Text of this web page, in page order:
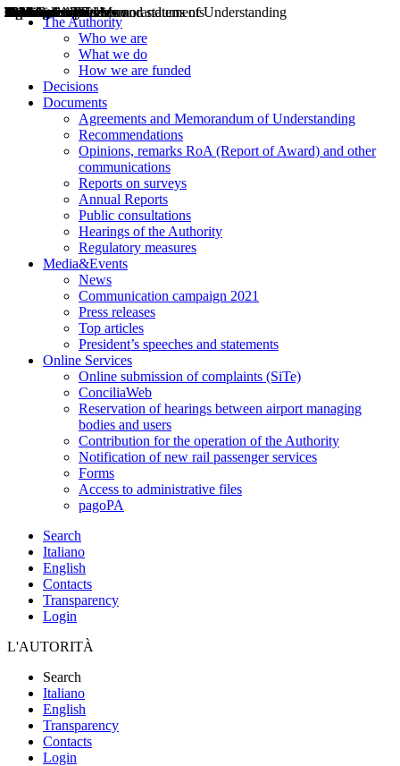
The Authority
Who we are
What we do
How we are funded
Decisions
Documents
Agreements and Memorandum of Understanding
Recommendations
Opinions, remarks RoA (Report of Award) and other
communications
Reports on surveys
Annual Reports
Public consultations
Hearings of the Authority
Regulatory measures
Media&Events
News
Communication campaign 2021
Press releases
Top articles
President’s speeches and statements
Online Services
Online submission of complaints (SiTe)
ConciliaWeb
Reservation of hearings between airport managing
bodies and users
Contribution for the operation of the Authority
Notification of new rail passenger services
Forms
Access to administrative files
pagoPA
Search
Italiano
English
Contacts
Transparency
Login
L'AUTORITÀ
Search
Italiano
English
Transparency
Contacts
Login
Decisions
Opinions
Public consultations
Hearings
Recommendations
Agreements and Memorandums of Understanding
Relazioni annuali
Misure di regolazione
News
Press Releases
Bollettini ART
Convegni ART
President’s interviews
Top articles
President’s speeches and statements
2004
2005
2010
2013
2014
2015
2016
2017
2018
2019
202
2020
2021
2022
2023
2024
2025
2026
Aereo
Marittimo
Terrestre